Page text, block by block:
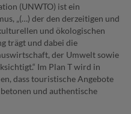
(UNWTO) ist ein
„(…) der den derzeitigen und
und ökologischen
trägt und dabei die
der Umwelt sowie
Im Plan T wird in
dass touristische Angebote
und authentische